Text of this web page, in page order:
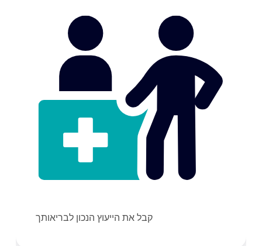
קבל את הייעוץ הנכון לבריאותך